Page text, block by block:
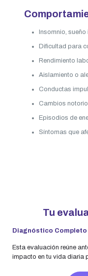
Insomnio,
Dificultad para
Rendimiento
Aislamiento o
Conductas
Cambios
Episodios de
Síntomas que
Tu
Diagnóstico Completo
Esta evaluación reúne
impacto en tu vida diaria